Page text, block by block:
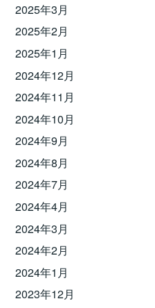
2025年3月
2025年2月
2025年1月
2024年12月
2024年11月
2024年10月
2024年9月
2024年8月
2024年7月
2024年4月
2024年3月
2024年2月
2024年1月
2023年12月